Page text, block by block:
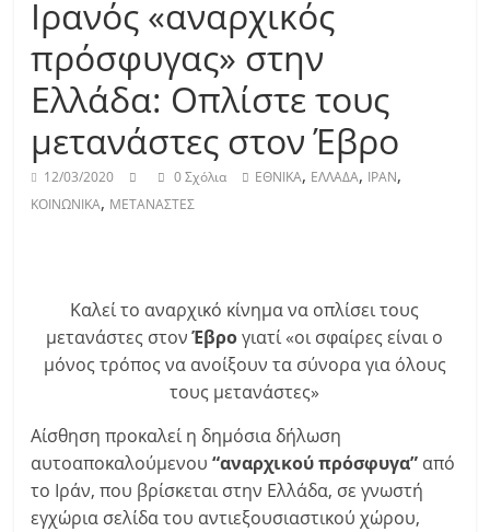
Ιρανός «αναρχικός
πρόσφυγας» στην
Ελλάδα: Οπλίστε τους
μετανάστες στον Έβρο
12/03/2020 0 Σχόλια ΕΘΝΙΚΑ, ΕΛΛΑΔΑ, ΙΡΑΝ,
ΚΟΙΝΩΝΙΚΑ, ΜΕΤΑΝΑΣΤΕΣ
Καλεί το αναρχικό κίνημα να οπλίσει τους
μετανάστες στονΈβρογιατί «οι σφαίρες είναι ο
μόνος τρόπος να ανοίξουν τα σύνορα για όλους
τους μετανάστες»
Αίσθηση προκαλεί η δημόσια δήλωση
αυτοαποκαλούμενου“αναρχικού πρόσφυγα” από
το Ιράν, που βρίσκεται στην Ελλάδα, σε γνωστή
εγχώρια σελίδα του αντιεξουσιαστικού χώρου,